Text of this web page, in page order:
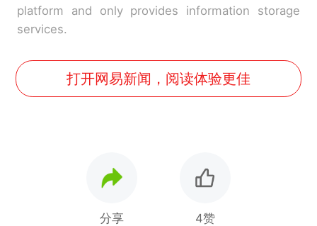
platform and only provides information storage
services.
打开网易新闻，阅读体验更佳
分享 4赞